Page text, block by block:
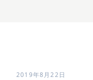
2019年8月22日